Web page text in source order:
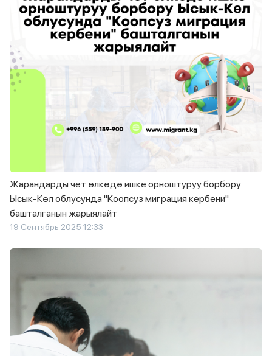
Жарандарды чет өлкөдө ишке орноштуруу борбору
Ысык-Көл облусунда "Коопсуз миграция кербени"
башталганын жарыялайт
19 Сентябрь 2025 12:33